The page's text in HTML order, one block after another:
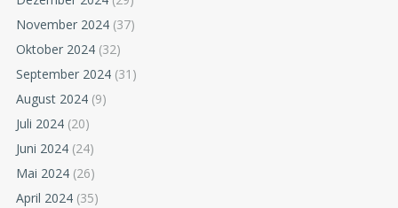
November 2024 (37)
Oktober 2024 (32)
September 2024 (31)
August 2024 (9)
Juli 2024 (20)
Juni 2024 (24)
Mai 2024 (26)
April 2024 (35)